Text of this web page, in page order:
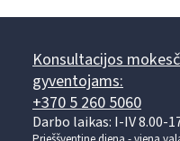
Konsultacijos
gyventojams:
+370 5 260 5060
Darbo laikas: I-IV 8.00-